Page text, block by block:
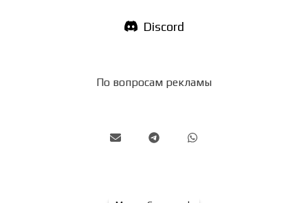
Discord
По вопросам рекламы